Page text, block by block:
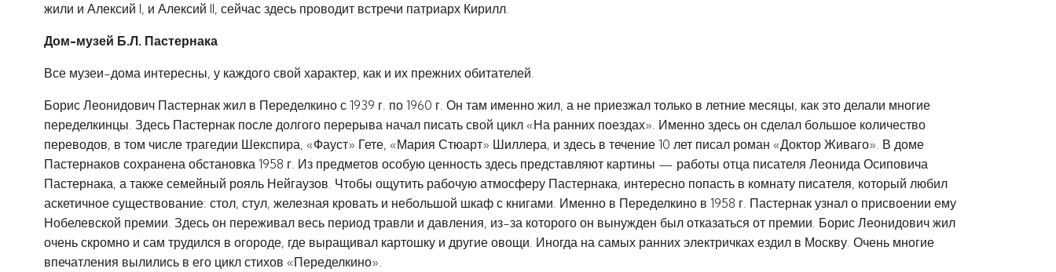
жили и Алексий I, и Алексий II, сейчас здесь проводит встречи патриарх Кирилл.
Дом-музей Б.Л. Пастернака
Все музеи-дома интересны, у каждого свой характер, как и их прежних обитателей.
Борис Леонидович Пастернак жил в Переделкино с 1939 г. по 1960 г. Он там именно жил, а не приезжал только в летние месяцы, как это делали многие
переделкинцы. Здесь Пастернак после долгого перерыва начал писать свой цикл «На ранних поездах». Именно здесь он сделал большое количество
переводов, в том числе трагедии Шекспира, «Фауст» Гете, «Мария Стюарт» Шиллера, и здесь в течение 10 лет писал роман «Доктор Живаго». В доме
Пастернаков сохранена обстановка 1958 г. Из предметов особую ценность здесь представляют картины — работы отца писателя Леонида Осиповича
Пастернака, а также семейный рояль Нейгаузов. Чтобы ощутить рабочую атмосферу Пастернака, интересно попасть в комнату писателя, который любил
аскетичное существование: стол, стул, железная кровать и небольшой шкаф с книгами. Именно в Переделкино в 1958 г. Пастернак узнал о присвоении ему
Нобелевской премии. Здесь он переживал весь период травли и давления, из-за которого он вынужден был отказаться от премии. Борис Леонидович жил
очень скромно и сам трудился в огороде, где выращивал картошку и другие овощи. Иногда на самых ранних электричках ездил в Москву. Очень многие
впечатления вылились в его цикл стихов «Переделкино».